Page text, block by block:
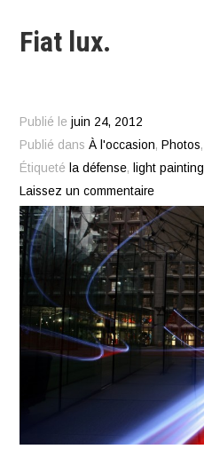
Fiat lux.
Publié lejuin 24, 2012
Publié dansÀ l'occasion,Photos,
Étiqueté la défense, light painting
Laissez un commentaire